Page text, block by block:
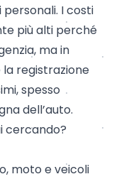
I costi
più alti perché
ma in
registrazione
spesso
dell’auto.
cercando?
moto e veicoli